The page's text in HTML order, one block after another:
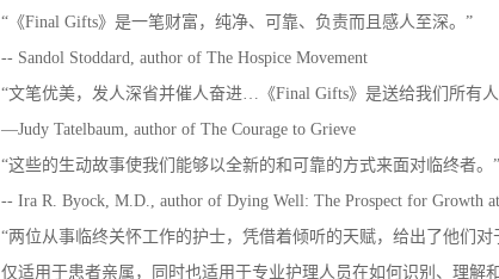
“《Final Gifts》是一笔财富，纯净、可靠、负责而且感人至深。”
-- Sandol Stoddard, author of The Hospice Movement
“文笔优美，发人深省并催人奋进…《Final Gifts》是送给我们所有
—Judy Tatelbaum, author of The Courage to Grieve
“这些的生动故事使我们能够以全新的和可靠的方式来面对临终者。”
-- Ira R. Byock, M.D., author of Dying Well: The Prospect for Growth
“两位从事临终关怀工作的护士，凭借着倾听的天赋，给出了他们
仅适用于患者亲属，同时也适用于专业护理人员在如